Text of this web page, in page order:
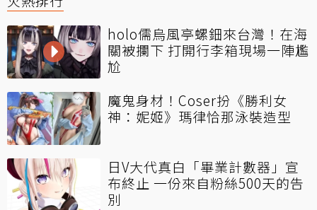
holo儒烏風亭螺鈿來台灣！在海
關被攔下 打開行李箱現場一陣尷
尬
魔鬼身材！Coser扮《勝利女
神：妮姬》瑪律恰那泳裝造型
日V大代真白「畢業計數器」宣
布終止 一份來自粉絲500天的告
別